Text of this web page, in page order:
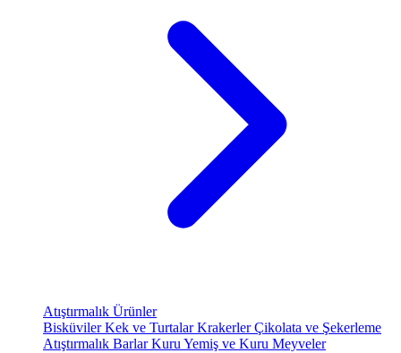
Atıştırmalık Ürünler
BisküvilerKek ve TurtalarKrakerlerÇikolata ve Şekerleme
Atıştırmalık BarlarKuru Yemiş ve Kuru Meyveler